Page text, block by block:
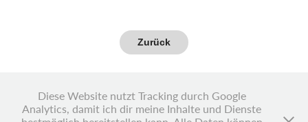
Zurück
Vielen Dank für deinen Besuch!
Diese Website nutzt Tracking durch Google
Analytics, damit ich dir meine Inhalte und Dienste